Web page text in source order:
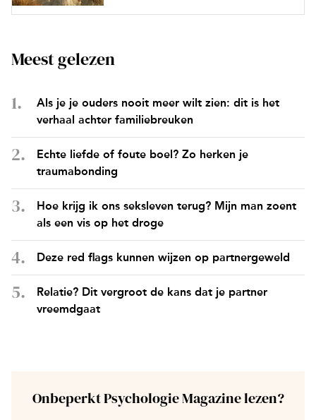
Meest gelezen
Als je je ouders nooit meer wilt zien: dit is het
verhaal achter familiebreuken
Echte liefde of foute boel? Zo herken je
traumabonding
Hoe krijg ik ons seksleven terug? Mijn man zoent
als een vis op het droge
Deze red flags kunnen wijzen op partnergeweld
Relatie? Dit vergroot de kans dat je partner
vreemdgaat
Onbeperkt Psychologie Magazine lezen?